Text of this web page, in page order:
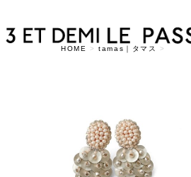
HOME > tamas｜タマス >